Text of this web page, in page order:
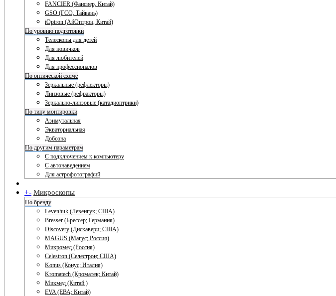
FANCIER (Фансиер, Китай)
GSO (ГСО, Тайвань)
iOptron (АйОптрон, Китай)
По уровню подготовки
Телескопы для детей
Для новичков
Для любителей
Для профессионалов
По оптической схеме
Зеркальные (рефлекторы)
Линзовые (рефракторы)
Зеркально-линзовые (катадиоптрики)
По типу монтировки
Азимутальная
Экваториальная
Добсона
По другим параметрам
С подключением к компьютеру
С автонаведением
Для астрофотографий
+- Микроскопы
По бренду
Levenhuk (Левенгук; США)
Bresser (Брессер; Германия)
Discovery (Дискавери; США)
MAGUS (Магус; Россия)
Микромед (Россия)
Celestron (Селестрон; США)
Konus (Конус; Италия)
Kromatech (Кроматек; Китай)
Микмед (Китай.)
EVA (ЕВА; Китай)